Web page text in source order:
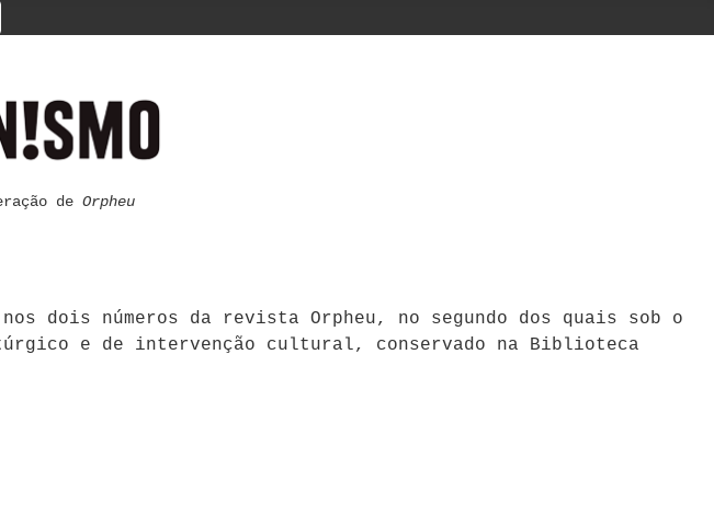
de Orpheu
dois números da revista Orpheu, no segundo dos quais sob o
e de intervenção cultural, conservado na Biblioteca